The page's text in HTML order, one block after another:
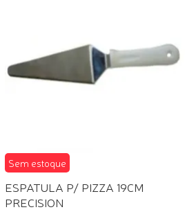
Sem estoque
ESPATULA P/ PIZZA 19CM
PRECISION